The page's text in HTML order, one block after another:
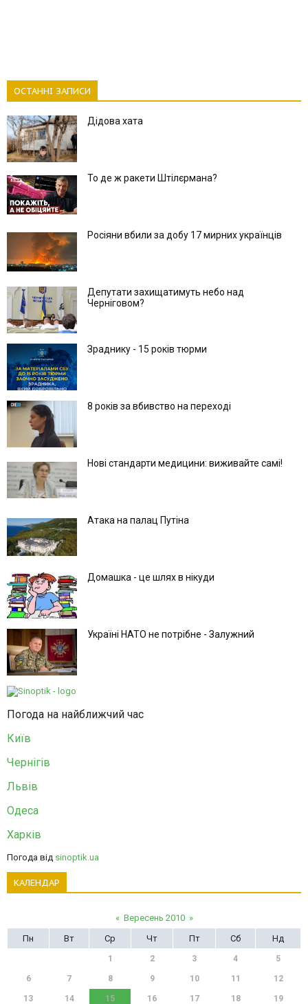
ОСТАННІ ЗАПИСИ
Дідова хата
То де ж ракети Штілєрмана?
Росіяни вбили за добу 17 мирних українців
Депутати захищатимуть небо над
Черніговом?
Зраднику - 15 років тюрми
8 років за вбивство на переході
Нові стандарти медицини: виживайте самі!
Атака на палац Путіна
Домашка - це шлях в нікуди
Україні НАТО не потрібне - Залужний
Погода на найближчий час
Київ
Чернігів
Львів
Одеса
Харків
Погода від sinoptik.ua
КАЛЕНДАР
« Вересень 2010 »
Пн
Вт Ср Чт Пт Сб Нд
1 2 3 4 5
6 7 8 9 10 11 12
13 14 15 16 17 18 19